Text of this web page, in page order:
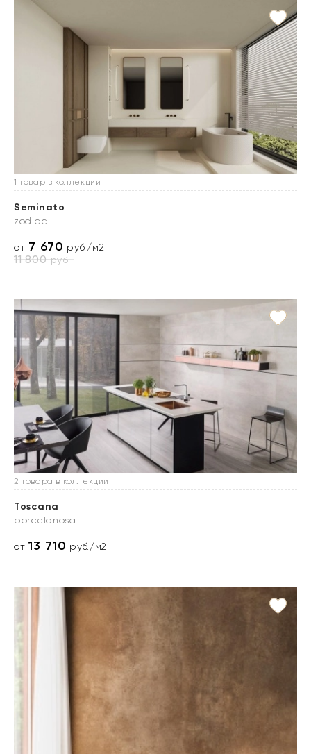
1 товар в коллекции
Seminato
zodiac
от 7 670 руб./м2
11 800руб.
2 товара в коллекции
Toscana
porcelanosa
от13 710 руб./м2